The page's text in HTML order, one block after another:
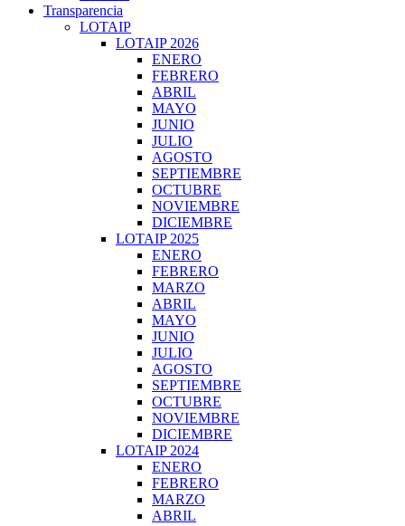
Transparencia
LOTAIP
LOTAIP 2026
ENERO
FEBRERO
ABRIL
MAYO
JUNIO
JULIO
AGOSTO
SEPTIEMBRE
OCTUBRE
NOVIEMBRE
DICIEMBRE
LOTAIP 2025
ENERO
FEBRERO
MARZO
ABRIL
MAYO
JUNIO
JULIO
AGOSTO
SEPTIEMBRE
OCTUBRE
NOVIEMBRE
DICIEMBRE
LOTAIP 2024
ENERO
FEBRERO
MARZO
ABRIL